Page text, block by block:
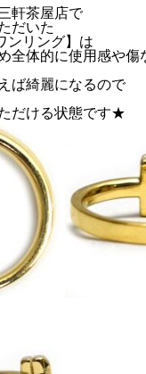
軒茶屋店で
だいた
ンリング】は
全体的に使用感や傷
ば綺麗になるので
だける状態です★